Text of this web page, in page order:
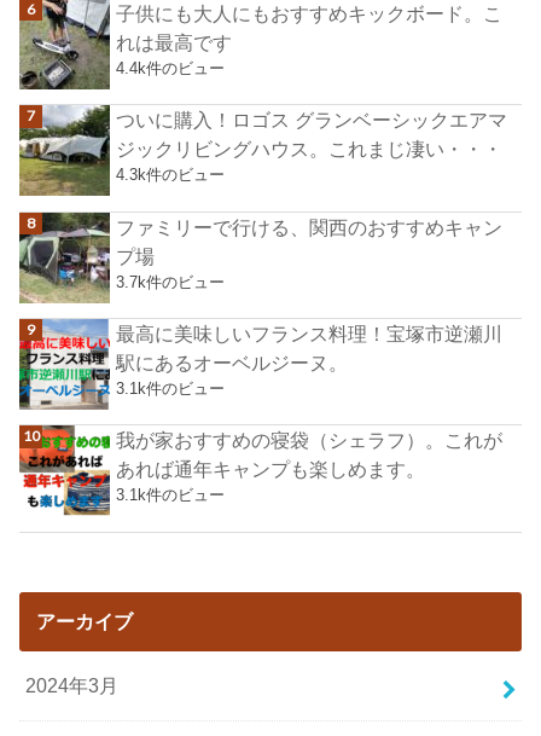
子供にも大人にもおすすめキックボード。こ
れは最高です
4.4k件のビュー
ついに購入！ロゴス グランベーシックエアマ
ジックリビングハウス。これまじ凄い・・・
4.3k件のビュー
ファミリーで行ける、関西のおすすめキャン
プ場
3.7k件のビュー
最高に美味しいフランス料理！宝塚市逆瀬川
駅にあるオーベルジーヌ。
3.1k件のビュー
我が家おすすめの寝袋（シェラフ）。これが
あれば通年キャンプも楽しめます。
3.1k件のビュー
アーカイブ
2024年3月